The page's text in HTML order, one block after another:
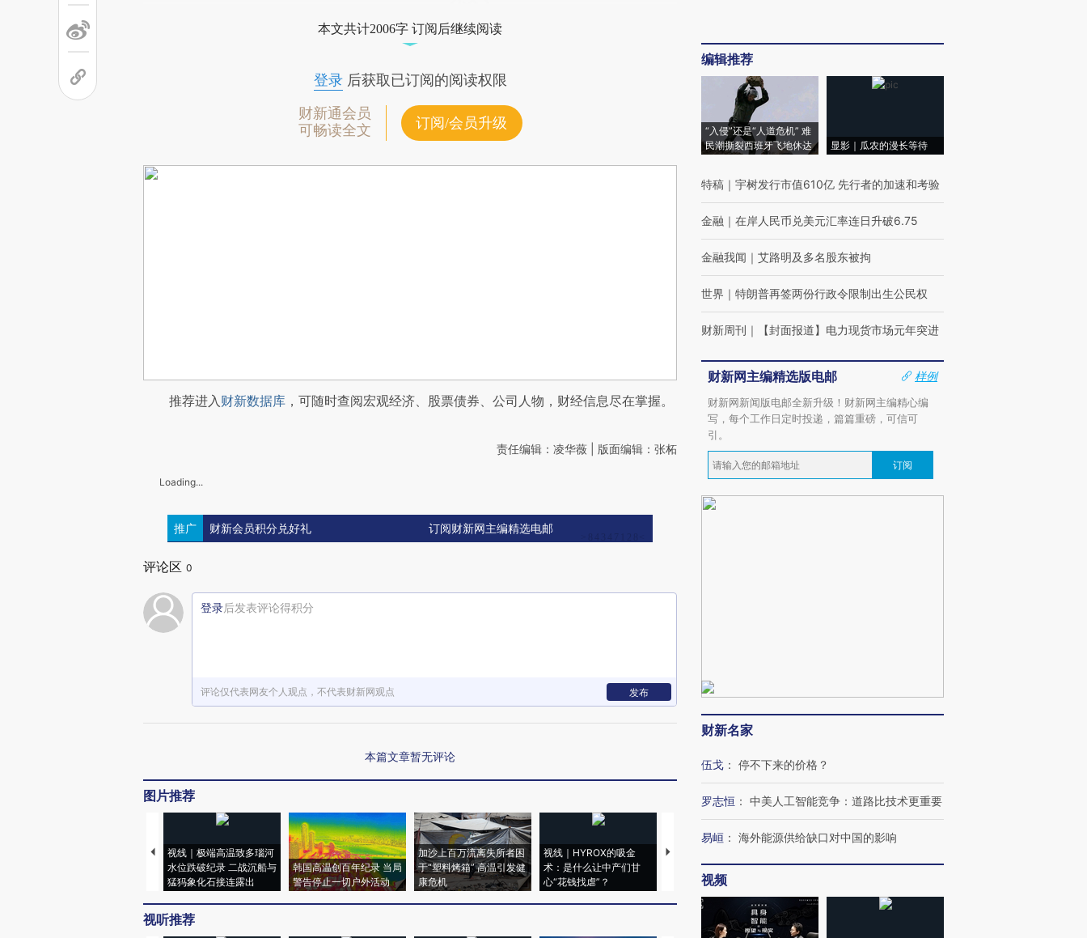
本文共计2006字 订阅后继续阅读
登录后获取已订阅的阅读权限
财新通会员
可畅读全文
订阅/会员升级
推荐进入财新数据库 ，可随时查阅宏观经济、股票债券、公司人物，财经信息尽在掌握。
责任编辑：凌华薇 | 版面编辑：张柘
Loading...
推广 财新会员积分兑好礼 订阅财新网主编精选电邮
评论区 0
登录后发表评论得积分
评论仅代表网友个人观点，不代表财新网观点 发布
本篇文章暂无评论
图片推荐
视线｜极端高温致多瑙河
水位跌破纪录 二战沉船与
猛犸象化石接连露出
韩国高温创百年纪录 当局
警告停止一切户外活动
加沙上百万流离失所者困
于“塑料烤箱” 高温引发健
康危机
视线｜HYROX的吸金
术：是什么让中产们甘
心“花钱找虐”？
马航飞行员跨国走私7万
粒摇头丸 尿检体内含3种
度Z世代 用街头抗争将教
机”？难民潮撕裂西班牙
视听推荐
编辑推荐
“入侵”还是“人道危机” 难
民潮撕裂西班牙飞地休达
显影｜瓜农的漫长等待
特稿 ｜ 宇树发行市值610亿 先行者的加速和考验
金融 ｜ 在岸人民币兑美元汇率连日升破6.75
金融我闻 ｜ 艾路明及多名股东被拘
世界 ｜ 特朗普再签两份行政令限制出生公民权
财新周刊 ｜ 【封面报道】电力现货市场元年突进
财新网主编精选版电邮
样例
财新网新闻版电邮全新升级！财新网主编精心编
写，每个工作日定时投递，篇篇重磅，可信可
引。
订阅
财新名家
伍戈 ： 停不下来的价格？
罗志恒 ： 中美人工智能竞争：道路比技术更重要
易峘 ： 海外能源供给缺口对中国的影响
视频